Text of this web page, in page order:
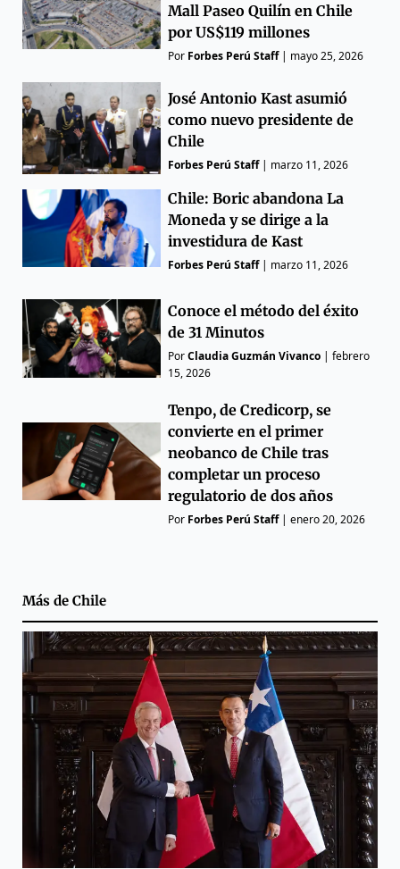
Mall Paseo Quilín en Chile
por US$119 millones
Por Forbes Perú Staff| mayo 25, 2026
José Antonio Kast asumió
como nuevo presidente de
Chile
Forbes Perú Staff| marzo 11, 2026
Chile: Boric abandona La
Moneda y se dirige a la
investidura de Kast
Forbes Perú Staff| marzo 11, 2026
Conoce el método del éxito
de 31 Minutos
PorClaudia Guzmán Vivanco |febrero
15, 2026
Tenpo, de Credicorp, se
convierte en el primer
neobanco de Chile tras
completar un proceso
regulatorio de dos años
Por Forbes Perú Staff|enero 20, 2026
Más de Chile